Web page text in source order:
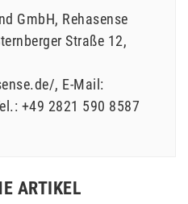
GmbH Rehasense
Straße 12
E-Mail:
+49 2821 590 8587
ARTIKEL